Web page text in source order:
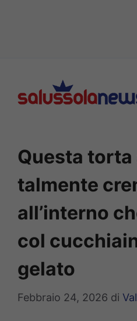
contenuto
Questa torta
talmente
all’interno
col
gelato
Febbraio 24, 2026 di